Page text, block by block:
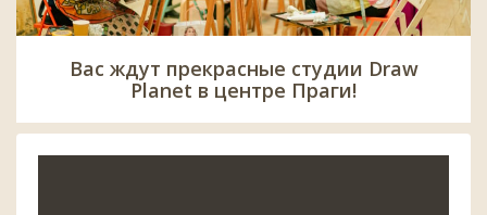
Вас ждут прекрасные студии Draw
Planet в центре Праги!